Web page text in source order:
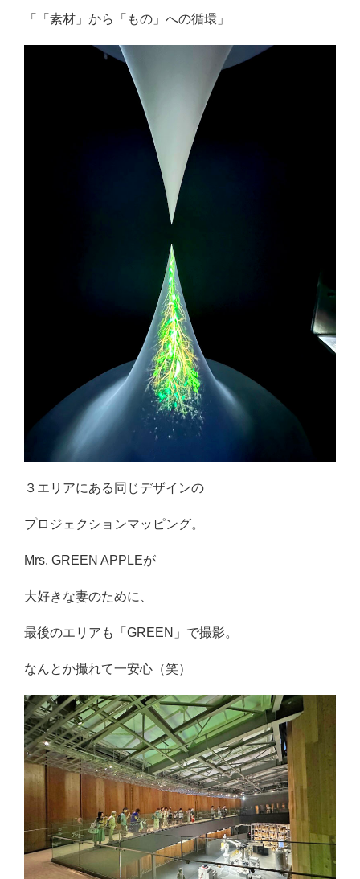
「「素材」から「もの」への循環」
３エリアにある同じデザインの
プロジェクションマッピング。
Mrs. GREEN APPLEが
大好きな妻のために、
最後のエリアも「GREEN」で撮影。
なんとか撮れて一安心（笑）